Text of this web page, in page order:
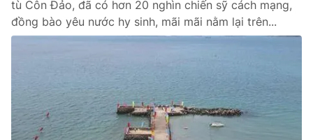
tù Côn Đảo, đã có hơn 20 nghìn chiến sỹ cách mạng,
đồng bào yêu nước hy sinh, mãi mãi nằm lại trên...